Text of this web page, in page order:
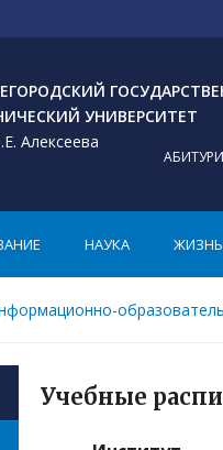
УНИВЕРСИТЕТ
Алексеева
НАУКА ЖИЗНЬ
Учебные